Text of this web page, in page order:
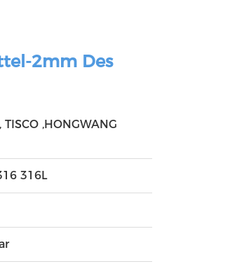
2mm Des
TISCO ,HONGWANG
316L